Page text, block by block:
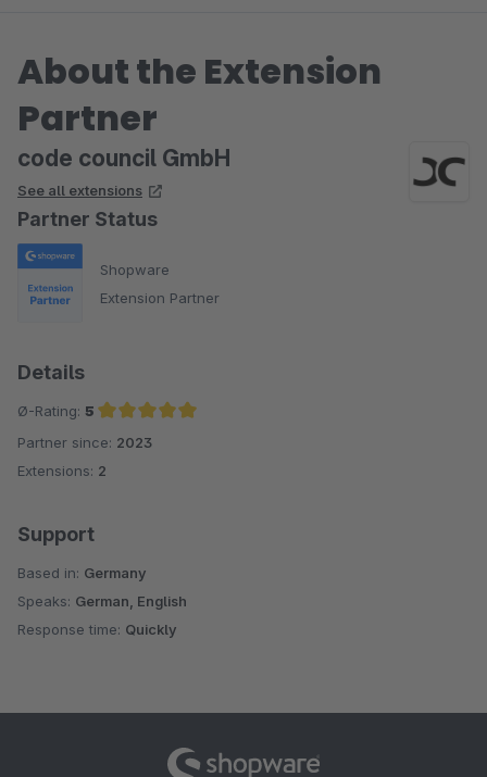
About the Extension
Partner
code council GmbH
See all extensions
Partner Status
Shopware
Extension Partner
Details
Ø-Rating: 5
Average rating of 5 out of 5 stars
Partner since: 2023
Extensions: 2
Support
Based in: Germany
Speaks: German, English
Response time: Quickly